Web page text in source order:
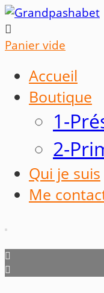

Panier vide
Accueil
Boutique
1-
2-
Qui je suis
Me